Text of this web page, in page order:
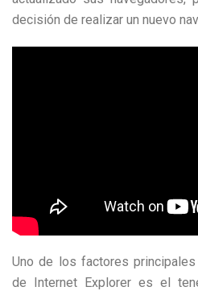
decisión de realizar un nuevo
Uno de los factores
de Internet Explorer es el